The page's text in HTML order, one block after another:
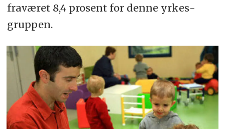
fra­været 8,4 prosent for denne yrkes­
gruppen.